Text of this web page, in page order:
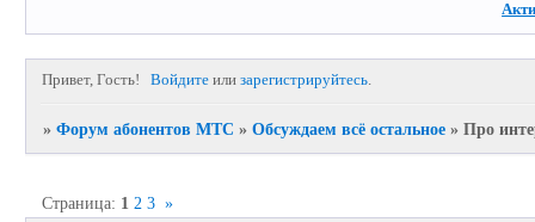
Привет, Гость! Войдите илизарегистрируйтесь.
»Форум абонентов МТС »Обсуждаем всё остальное »Про
Страница: 1 2 3 »